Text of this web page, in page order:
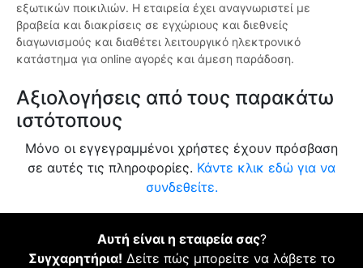
εξωτικών ποικιλιών. Η εταιρεία έχει αναγνωριστεί με
βραβεία και διακρίσεις σε εγχώριους και διεθνείς
διαγωνισμούς και διαθέτει λειτουργικό ηλεκτρονικό
κατάστημα για online αγορές και άμεση παράδοση.
Αξιολογήσεις από τους παρακάτω
ιστότοπους
Μόνο οι εγγεγραμμένοι χρήστες έχουν πρόσβαση
σε αυτές τις πληροφορίες. Κάντε κλικ εδώ για να
συνδεθείτε.
Αυτή είναι η εταιρεία σας?
Συγχαρητήρια! Δείτε πώς μπορείτε να λάβετε το